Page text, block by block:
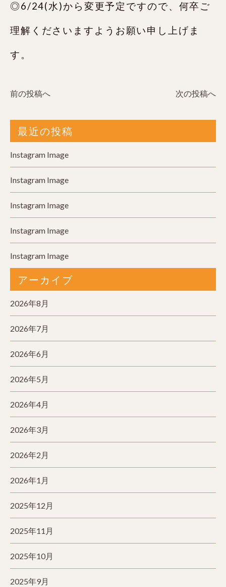
◎6/24(水)から変更予定ですので、何卒ご
理解くださいますようお願い申し上げま
す。
前の投稿へ 次の投稿へ
最近の投稿
Instagram Image
Instagram Image
Instagram Image
Instagram Image
Instagram Image
アーカイブ
2026年8月
2026年7月
2026年6月
2026年5月
2026年4月
2026年3月
2026年2月
2026年1月
2025年12月
2025年11月
2025年10月
2025年9月